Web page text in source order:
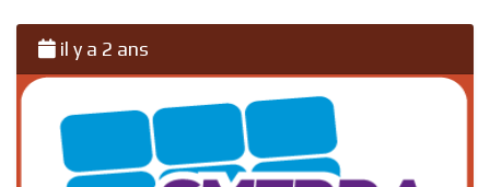
il y a 2 ans